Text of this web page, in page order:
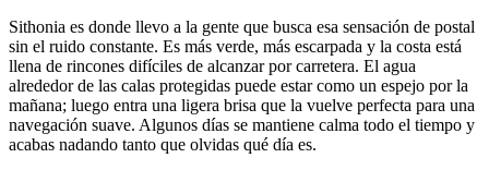
Sithonia es donde llevo a la gente que busca esa sensación de postal
sin el ruido constante. Es más verde, más escarpada y la costa está
llena de rincones difíciles de alcanzar por carretera. El agua
alrededor de las calas protegidas puede estar como un espejo por la
mañana; luego entra una ligera brisa que la vuelve perfecta para una
navegación suave. Algunos días se mantiene calma todo el tiempo y
acabas nadando tanto que olvidas qué día es.